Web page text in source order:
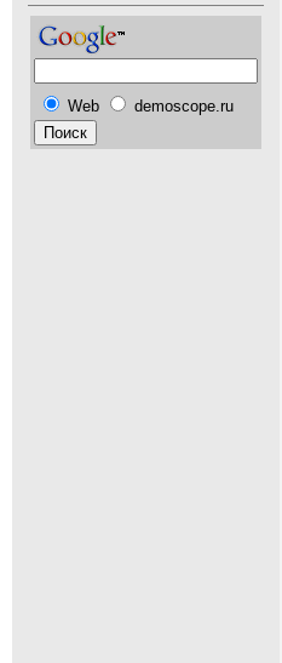
Web demoscope.ru